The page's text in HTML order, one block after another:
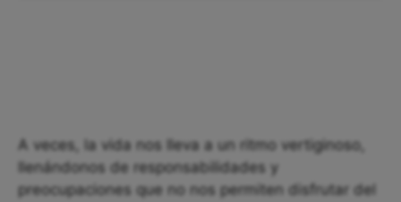
A veces, la vida nos lleva a un ritmo vertiginoso,
llenándonos de responsabilidades y
preocupaciones que no nos permiten disfrutar del